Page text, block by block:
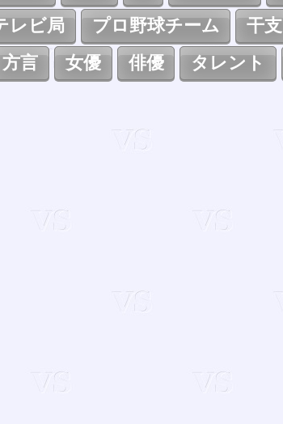
レビ局 プロ野球チーム 干支
方言 女優 俳優 タレント